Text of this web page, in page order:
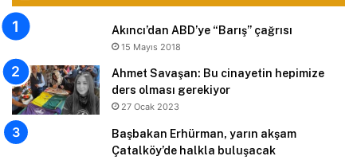
Akıncı’dan ABD’ye “Barış” çağrısı
15 Mayıs 2018
Ahmet Savaşan: Bu cinayetin hepimize
ders olması gerekiyor
27 Ocak 2023
Başbakan Erhürman, yarın akşam
Çatalköy’de halkla buluşacak